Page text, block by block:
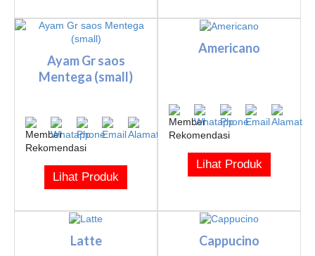
Ayam Gr saos
Mentega (small)
Lihat Produk
Americano
Lihat Produk
Latte Cappucino